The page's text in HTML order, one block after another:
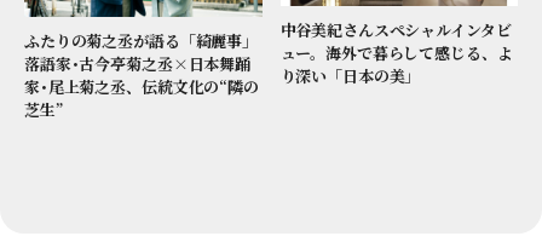
ふたりの菊之丞が語る「綺麗事」
落語家･古今亭菊之丞×日本舞踊
家･尾上菊之丞、伝統文化の“隣の
芝生”
中谷美紀さんスペシャルインタビ
ュー。海外で暮らして感じる、よ
り深い「日本の美」